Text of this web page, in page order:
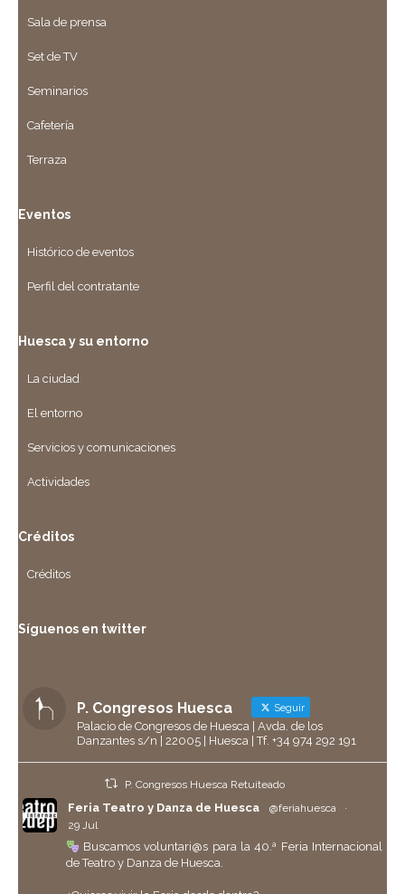
Sala de prensa
Set de TV
Seminarios
Cafetería
Terraza
Eventos
Histórico de eventos
Perfil del contratante
Huesca y su entorno
La ciudad
El entorno
Servicios y comunicaciones
Actividades
Créditos
Créditos
Síguenos en twitter
P. Congresos Huesca Seguir
Palacio de Congresos de Huesca | Avda. de los
Danzantes s/n | 22005 | Huesca | Tf. +34 974 292 191
P. Congresos Huesca Retuiteado
Feria Teatro y Danza de Huesca @feriahuesca
·
29 Jul
Buscamos voluntari@s para la 40.ª Feria Internacional
de Teatro y Danza de Huesca.